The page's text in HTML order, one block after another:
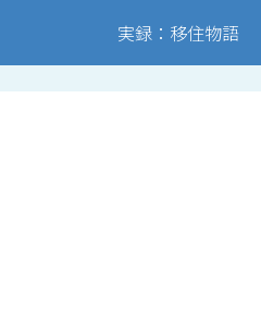
実録：移住物語